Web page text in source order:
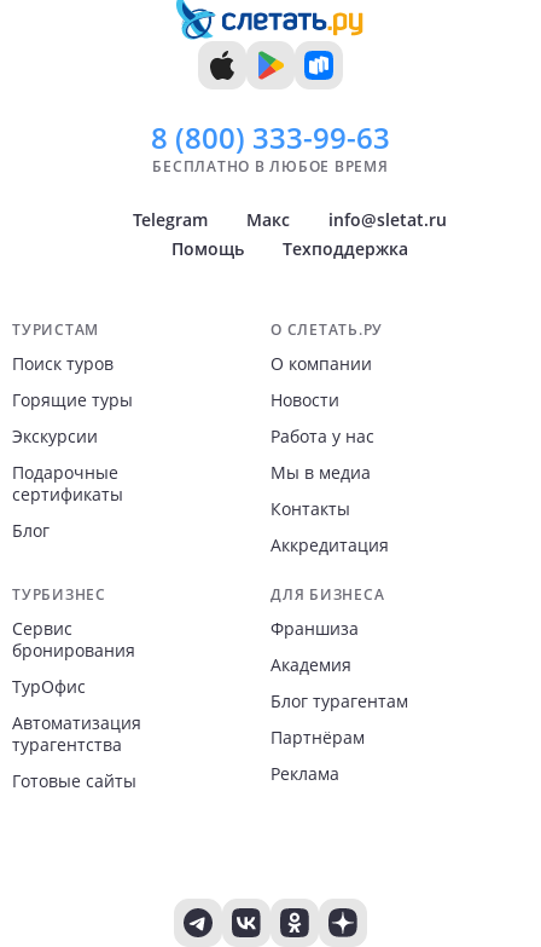
8 (800) 333-99-63
БЕСПЛАТНО В ЛЮБОЕ ВРЕМЯ
Telegram Макс
info@sletat.ru
Помощь
Техподдержка
Навигация по сайту
ТУРИСТАМ
Поиск туров
Горящие туры
Экскурсии
Подарочные
сертификаты
Блог
О СЛЕТАТЬ.РУ
О компании
Новости
Работа у нас
Мы в медиа
Контакты
Аккредитация
ТУРБИЗНЕС
Сервис
бронирования
ТурОфис
Автоматизация
турагентства
Готовые сайты
ДЛЯ БИЗНЕСА
Франшиза
Академия
Блог турагентам
Партнёрам
Реклама